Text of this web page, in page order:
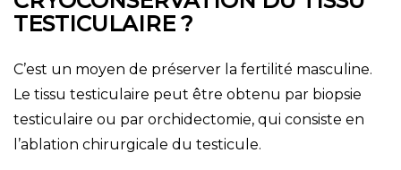
TESTICULAIRE ?
C’est un moyen de préserver la fertilité masculine.
Le tissu testiculaire peut être obtenu par biopsie
testiculaire ou par orchidectomie, qui consiste en
l’ablation chirurgicale du testicule.